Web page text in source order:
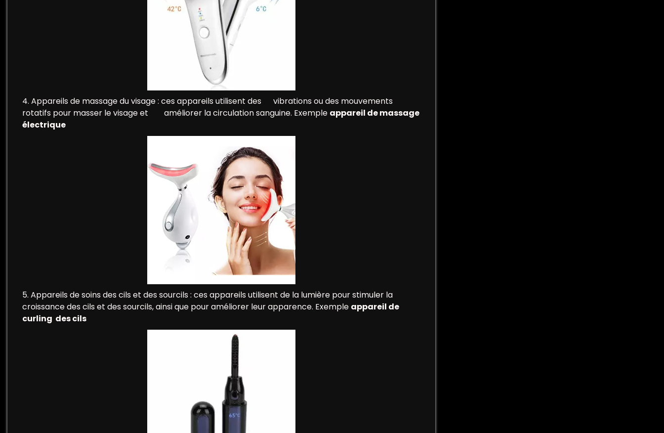
4. Appareils de massage du visage : ces appareils utilisent des vibrations ou des mouvements
rotatifs pour masser le visage et améliorer la circulation sanguine. Exemple appareil de massage
électrique
5. Appareils de soins des cils et des sourcils : ces appareils utilisent de la lumière pour stimuler la
croissance des cils et des sourcils, ainsi que pour améliorer leur apparence. Exemple appareil de
curling des cils